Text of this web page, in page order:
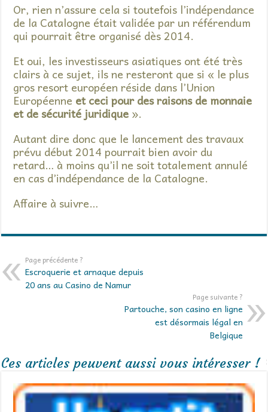
Or, rien n’assure cela si toutefois l’indépendance
de la Catalogne était validée par un référendum
qui pourrait être organisé dès 2014.
Et oui, les investisseurs asiatiques ont été très
clairs à ce sujet, ils ne resteront que si « le plus
gros resort européen réside dans l’Union
Européenne et ceci pour des raisons de monnaie
et de sécurité juridique ».
Autant dire donc que le lancement des travaux
prévu début 2014 pourrait bien avoir du
retard… à moins qu’il ne soit totalement annulé
en cas d’indépendance de la Catalogne.
Affaire à suivre…
Page précédente ?
Escroquerie et arnaque depuis
20 ans au Casino de Namur
Page suivante ?
Partouche, son casino en ligne
est désormais légal en
Belgique
Ces articles peuvent aussi vous intéresser !